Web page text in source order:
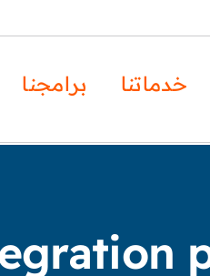
خدماتنا برامجنا